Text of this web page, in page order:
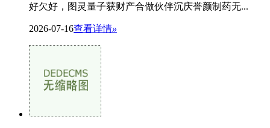
好欠好，图灵量子获财产合做伙伴沉庆誉颜制药无...
2026-07-16查看详情»